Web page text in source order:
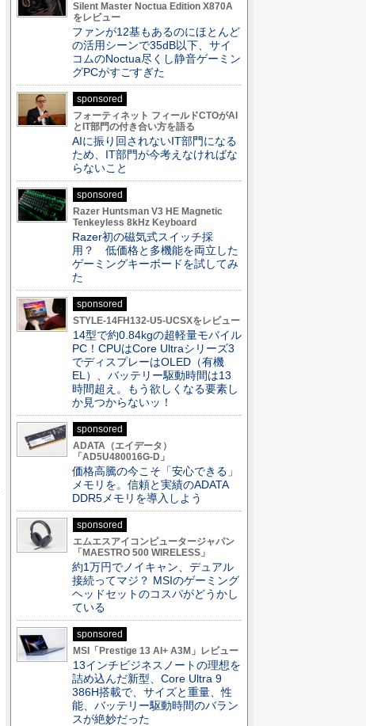
Silent Master Noctua Edition X870A
をレビュー
ファンが12基もあるのにほとんど
の活用シーンで35dB以下、サイ
コムのNoctua尽くし静音ゲーミン
グPCがすごすぎた
sponsored
フォーティネット フィールドCTOがAI
とIT部門の付き合い方を語る
AIに振り回されないIT部門になる
ため、IT部門が今考えなければな
らないこと
sponsored
Razer Huntsman V3 HE Magnetic
Tenkeyless 8kHz Keyboard
Razer初の磁気式スイッチ採
用？ 低価格と多機能を両立した
ゲーミングキーボードを試してみ
た
sponsored
STYLE-14FH132-U5-UCSXをレビュー
14型で約0.84kgの超軽量モバイル
PC！CPUはCore Ultraシリーズ3
でディスプレーはOLED（有機
EL）、バッテリー駆動時間は13
時間超え。もう欲しくなる要素し
か見つからないッ！
sponsored
ADATA（エイデータ）
「AD5U480016G-D」
価格高騰の今こそ「安心できる」
メモリを。信頼と実績のADATA
DDR5メモリを導入しよう
sponsored
エムエスアイコンピュータージャパン
「MAESTRO 500 WIRELESS」
約1万円でノイキャン、デュアル
接続ってマジ？ MSIのゲーミング
ヘッドセットのコスパがどうかし
ている
sponsored
MSI「Prestige 13 AI+ A3M」レビュー
13インチビジネスノートの理想を
詰め込んだ新型、Core Ultra 9
386H搭載で、サイズと重量、性
能、バッテリー駆動時間のバラン
スが絶妙だった